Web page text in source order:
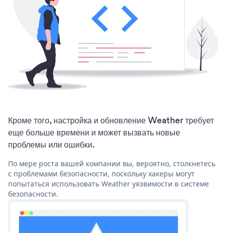
Кроме того, настройка и обновление Weather требует
еще больше времени и может вызвать новые
проблемы или ошибки.
По мере роста вашей компании вы, вероятно, столкнетесь
с проблемами безопасности, поскольку хакеры могут
попытаться использовать Weather уязвимости в системе
безопасности.